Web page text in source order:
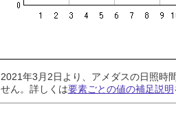
2021年3月2日より、アメダスの日照時
せん。詳しくは要素ごとの値の補足説明